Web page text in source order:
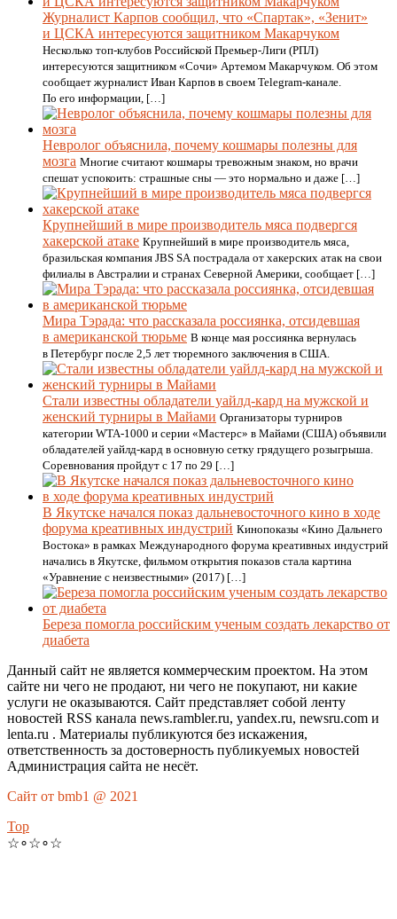
Журналист Карпов сообщил, что «Спартак», «Зенит»
и ЦСКА интересуются защитником Макарчуком
Несколько топ-клубов Российской Премьер-Лиги (РПЛ)
интересуются защитником «Сочи» Артемом Макарчуком. Об этом
сообщает журналист Иван Карпов в своем Telegram-канале.
По его информации, […]
Невролог объяснила, почему кошмары полезны для
мозга Многие считают кошмары тревожным знаком, но врачи
спешат успокоить: страшные сны — это нормально и даже […]
Крупнейший в мире производитель мяса подвергся
хакерской атаке Крупнейший в мире производитель мяса,
бразильская компания JBS SA пострадала от хакерских атак на свои
филиалы в Австралии и странах Северной Америки, сообщает […]
Мира Тэрада: что рассказала россиянка, отсидевшая
в американской тюрьме В конце мая россиянка вернулась
в Петербург после 2,5 лет тюремного заключения в США.
Стали известны обладатели уайлд-кард на мужской и
женский турниры в Майами Организаторы турниров
категории WTA-1000 и серии «Мастерс» в Майами (США) объявили
обладателей уайлд-кард в основную сетку грядущего розыгрыша.
Соревнования пройдут с 17 по 29 […]
В Якутске начался показ дальневосточного кино в ходе
форума креативных индустрий Кинопоказы «Кино Дальнего
Востока» в рамках Международного форума креативных индустрий
начались в Якутске, фильмом открытия показов стала картина
«Уравнение с неизвестными» (2017) […]
Береза помогла российским ученым создать лекарство от
диабета
Данный сайт не является коммерческим проектом. На этом
сайте ни чего не продают, ни чего не покупают, ни какие
услуги не оказываются. Сайт представляет собой ленту
новостей RSS канала news.rambler.ru, yandex.ru, newsru.com и
lenta.ru . Материалы публикуются без искажения,
ответственность за достоверность публикуемых новостей
Администрация сайта не несёт.
Сайт от bmb1 @ 2021
Top
☆∘☆∘☆